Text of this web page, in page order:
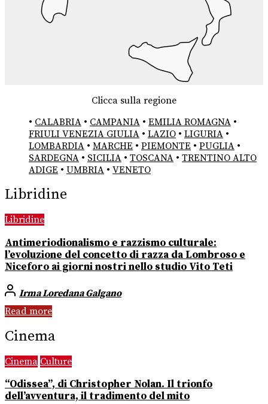
Clicca sulla regione
• CALABRIA • CAMPANIA • EMILIA ROMAGNA •
FRIULI VENEZIA GIULIA • LAZIO • LIGURIA •
LOMBARDIA • MARCHE • PIEMONTE • PUGLIA •
SARDEGNA • SICILIA • TOSCANA • TRENTINO ALTO
ADIGE • UMBRIA • VENETO
Libridine
Libridine
Antimeriodionalismo e razzismo culturale:
l’evoluzione del concetto di razza da Lombroso e
Niceforo ai giorni nostri nello studio Vito Teti
Irma Loredana Galgano
Read more
Cinema
Cinema Culture
“Odissea”, di Christopher Nolan. Il trionfo
dell’avventura, il tradimento del mito